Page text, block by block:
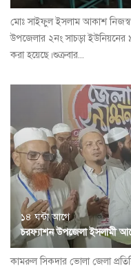
মোঃ সাইফুল ইসলাম আকাশ নিজস্ব
উপজেলার ২নং সাচড়া
করা হয়েছে।শুক্রবার...
১৪ ঘন্টা আগে
চরফ্যাশন উপজেলা ইসলামী
কামরুল সিকদার ভোলা জেলা